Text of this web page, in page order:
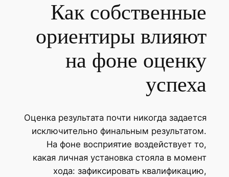
Как собственные
ориентиры влияют
на фоне оценку
успеха
Оценка результата почти никогда задается
исключительно финальным результатом.
На фоне восприятие воздействует то,
какая личная установка стояла в момент
хода: зафиксировать квалификацию,